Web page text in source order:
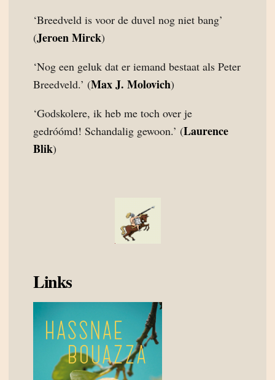
‘Breedveld is voor de duvel nog niet bang’
(Jeroen Mirck)
‘Nog een geluk dat er iemand bestaat als Peter
Breedveld.’ (Max J. Molovich)
‘Godskolere, ik heb me toch over je
gedróómd! Schandalig gewoon.’ (Laurence
Blik)
Links